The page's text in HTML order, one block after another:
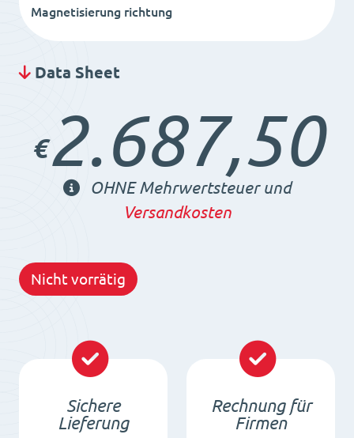
Magnetisierung richtung
Data Sheet
€2.687,50
OHNE Mehrwertsteuer und
Versandkosten
Nicht vorrätig
Sichere
Lieferung
Rechnung für
Firmen